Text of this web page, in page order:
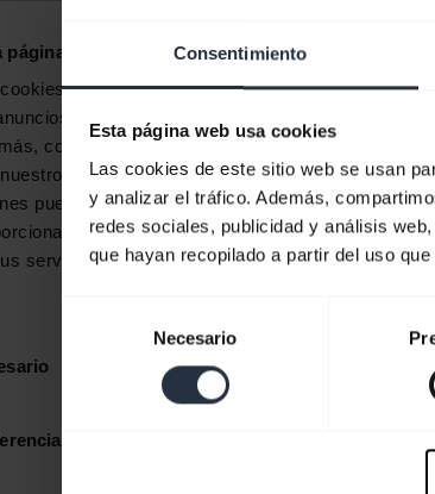
Consentimiento
Esta página web usa cookies
Las cookies de este sitio web se usan
y analizar el tráfico. Además,
redes sociales, publicidad y análisis
que hayan recopilado a partir del uso
consentimiento
Necesario